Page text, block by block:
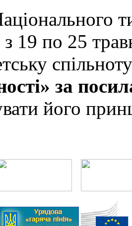
19 по 25
за
його